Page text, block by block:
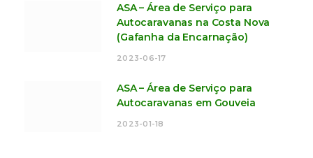
ASA – Área de Serviço para
Autocaravanas na Costa Nova
(Gafanha da Encarnação)
2023-06-17
ASA – Área de Serviço para
Autocaravanas em Gouveia
2023-01-18